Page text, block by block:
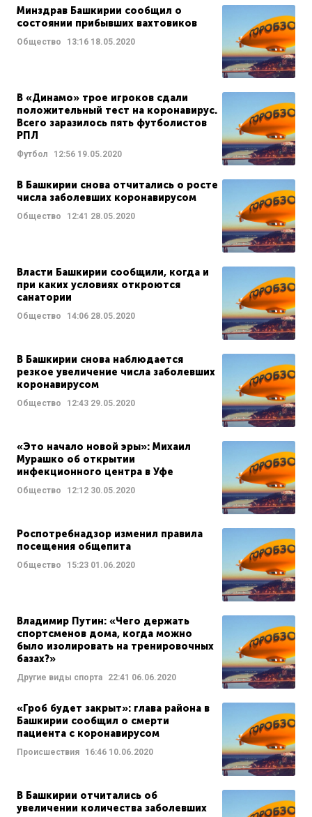
Минздрав Башкирии сообщил о
состоянии прибывших вахтовиков
Общество 13:16 18.05.2020
В «Динамо» трое игроков сдали
положительный тест на коронавирус.
Всего заразилось пять футболистов
РПЛ
Футбол 12:56 19.05.2020
В Башкирии снова отчитались о росте
числа заболевших коронавирусом
Общество 12:41 28.05.2020
Власти Башкирии сообщили, когда и
при каких условиях откроются
санатории
Общество 14:06 28.05.2020
В Башкирии снова наблюдается
резкое увеличение числа заболевших
коронавирусом
Общество 12:43 29.05.2020
«Это начало новой эры»: Михаил
Мурашко об открытии
инфекционного центра в Уфе
Общество 12:12 30.05.2020
Роспотребнадзор изменил правила
посещения общепита
Общество 15:23 01.06.2020
Владимир Путин: «Чего держать
спортсменов дома, когда можно
было изолировать на тренировочных
базах?»
Другие виды спорта 22:41 06.06.2020
«Гроб будет закрыт»: глава района в
Башкирии сообщил о смерти
пациента с коронавирусом
Происшествия 16:46 10.06.2020
В Башкирии отчитались об
увеличении количества заболевших